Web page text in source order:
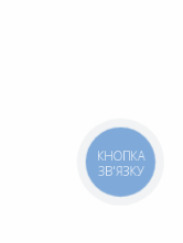
КНОПКА
ЗВ'ЯЗКУ